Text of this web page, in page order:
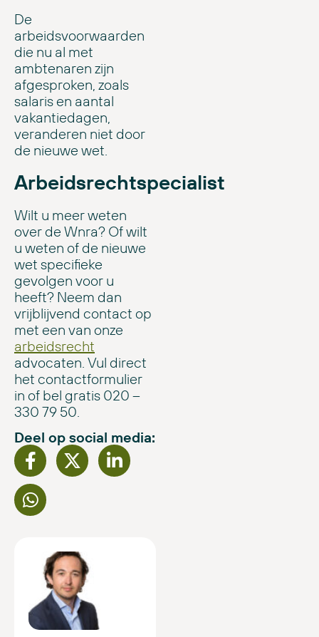
De
arbeidsvoorwaarden
die nu al met
ambtenaren zijn
afgesproken, zoals
salaris en aantal
vakantiedagen,
veranderen niet door
de nieuwe wet.
Arbeidsrechtspecialist
Wilt u meer weten
over de Wnra? Of wilt
u weten of de nieuwe
wet specifieke
gevolgen voor u
heeft? Neem dan
vrijblijvend contact op
met een van onze
arbeidsrecht
advocaten. Vul direct
het contactformulier
in of bel gratis 020 –
330 79 50.
Deel op social media: